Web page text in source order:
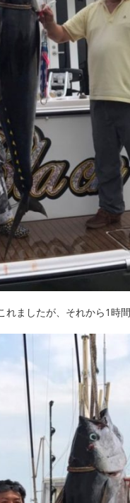
ましたが、それから1時